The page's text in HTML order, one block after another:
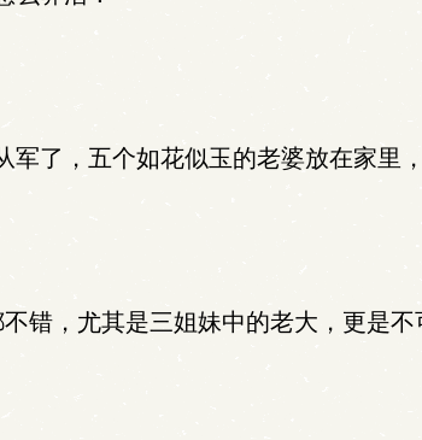
了，五个如花似玉的老婆放在家里
错，尤其是三姐妹中的老大，更是